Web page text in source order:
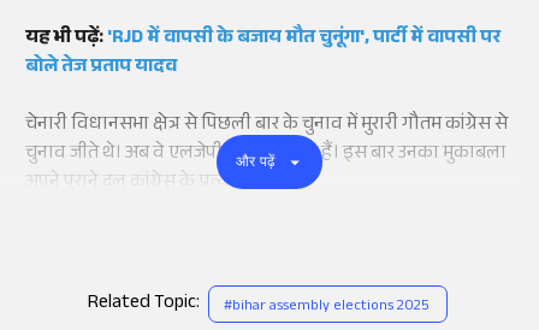
यह भी पढ़ें:'RJD में वापसी के बजाय मौत चुनूंगा', पार्टी में वापसी पर
बोले तेज प्रताप यादव
चेनारी विधानसभा क्षेत्र से पिछली बार के चुनाव में मुरारी गौतम कांग्रेस से
चुनाव जीते थे। अब वे एलजेपी (आर) के साथ हैं। इस बार उनका मुकाबला
अपने पुराने दल कांग्रेस के प्रत्याशी से है।
और पढ़ें
Related Topic: #bihar assembly elections 2025